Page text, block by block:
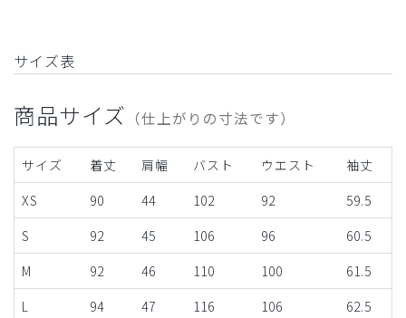
サイズ表
商品サイズ （仕上がりの寸法です）
サイズ 着丈 肩幅 バスト ウエスト
袖丈
XS
90 44 102 92
59.5
S
92 45 106 96
60.5
M
92 46 110 100
61.5
L
94 47 116 106
62.5